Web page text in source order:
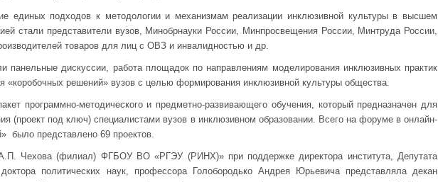
единых подходов к методологии и механизмам реализации инклюзивной культуры в высшем
стали представители вузов, Минобрнауки России, Минпросвещения России, Минтруда России,
товаров для лиц с ОВЗ и инвалидностью и др.
панельные дискуссии, работа площадок по направлениям моделирования инклюзивных практик
«коробочных решений» вузов с целью формирования инклюзивной культуры общества.
программно-методического и предметно-развивающего обучения, который предназначен для
(проект под ключ) специалистами вузов в инклюзивном образовании. Всего на форуме в онлайн-
было представлено 69 проектов.
А.П. Чехова (филиал) ФГБОУ ВО «РГЭУ (РИНХ)» при поддержке директора института, Депутата
политических наук, профессора Голобородько Андрея Юрьевича представляла декан